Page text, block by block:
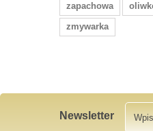
zapachowa
zmywarka
Newsletter